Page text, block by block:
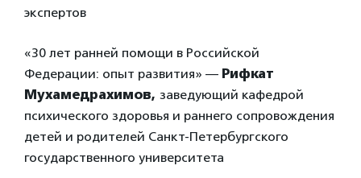
экспертов
«30 лет ранней помощи в Российской
Федерации: опыт развития» — Рифкат
Мухамедрахимов, заведующий кафедрой
психического здоровья и раннего сопровождения
детей и родителей Санкт-Петербургского
государственного университета